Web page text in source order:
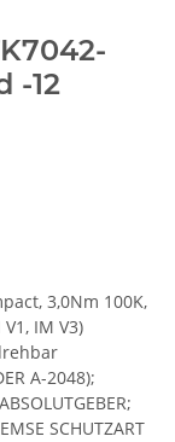
-12
3,0Nm 100K,
IM V3)
A-2048);
SCHUTZART